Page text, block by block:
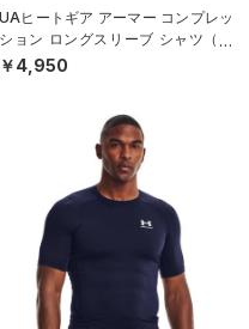
UAヒートギア アーマー コンプレッ
ション ロングスリーブ シャツ（ト
レーニング/MEN）
￥4,950